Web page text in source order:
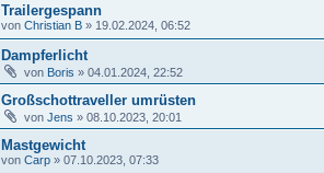
Trailergespann
von Christian B » 19.02.2024, 06:52
Dampferlicht
von Boris » 04.01.2024, 22:52
Großschottraveller umrüsten
von Jens » 08.10.2023, 20:01
Mastgewicht
von Carp » 07.10.2023, 07:33